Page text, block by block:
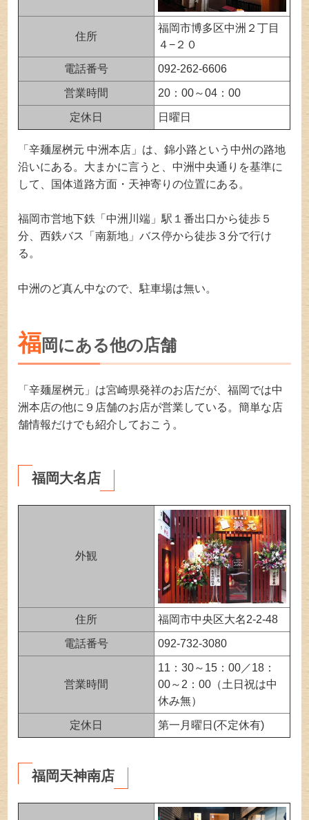
住所
福岡市博多区中洲２丁目
４−２０
電話番号 092-262-6606
営業時間 20：00～04：00
定休日 日曜日
「辛麺屋桝元 中洲本店」は、錦小路という中州の路地
沿いにある。大まかに言うと、中洲中央通りを基準に
して、国体道路方面・天神寄りの位置にある。
福岡市営地下鉄「中洲川端」駅１番出口から徒歩５
分、西鉄バス「南新地」バス停から徒歩３分で行け
る。
中洲のど真ん中なので、駐車場は無い。
福岡にある他の店舗
「辛麺屋桝元」は宮崎県発祥のお店だが、福岡では中
洲本店の他に９店舗のお店が営業している。簡単な店
舗情報だけでも紹介しておこう。
福岡大名店
外観
住所 福岡市中央区大名2-2-48
電話番号 092-732-3080
営業時間
11：30～15：00／18：
00～2：00（土日祝は中
休み無）
定休日 第一月曜日(不定休有)
福岡天神南店